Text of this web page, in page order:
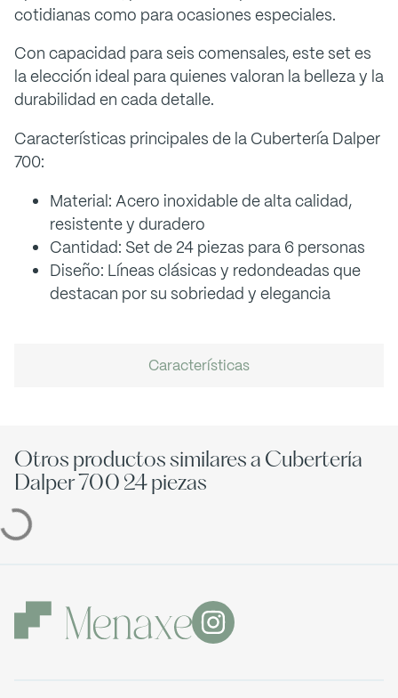
Características
cotidianas como para ocasiones especiales.
Con capacidad para seis comensales, este set es
la elección ideal para quienes valoran la belleza y la
durabilidad en cada detalle.
Características principales de la Cubertería Dalper
700:
Material: Acero inoxidable de alta calidad,
resistente y duradero
Cantidad: Set de 24 piezas para 6 personas
Diseño: Líneas clásicas y redondeadas que
destacan por su sobriedad y elegancia
Otros productos similares a Cubertería
Dalper 700 24 piezas